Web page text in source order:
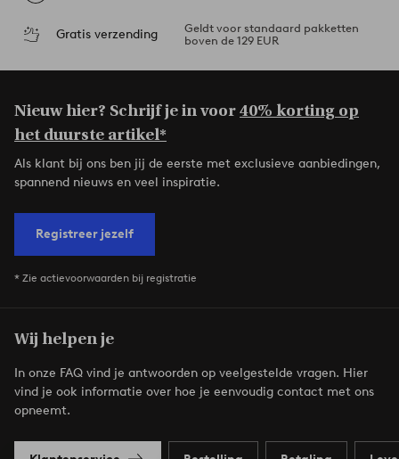
Gratis verzending
Geldt voor standaard pakketten
boven de 129 EUR
Nieuw hier? Schrijf je in voor40% korting op
het duurste artikel*
Als klant bij ons ben jij de eerste met exclusieve aanbiedingen,
spannend nieuws en veel inspiratie.
Registreer jezelf
* Zie actievoorwaarden bij registratie
Wij helpen je
In onze FAQ vind je antwoorden op veelgestelde vragen. Hier
vind je ook informatie over hoe je eenvoudig contact met ons
opneemt.